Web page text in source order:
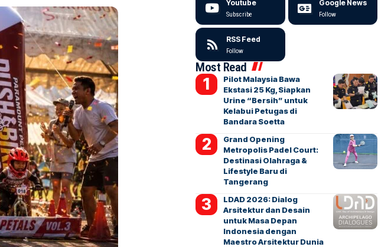
Youtube
Subscribe
Google News
Follow
RSS Feed
Follow
Most Read
Pilot Malaysia Bawa
Ekstasi 25 Kg, Siapkan
Urine “Bersih” untuk
Kelabui Petugas di
Bandara Soetta
Grand Opening
Metropolis Padel Court:
Destinasi Olahraga &
Lifestyle Baru di
Tangerang
LDAD 2026: Dialog
Arsitektur dan Desain
untuk Masa Depan
Indonesia dengan
Maestro Arsitektur Dunia